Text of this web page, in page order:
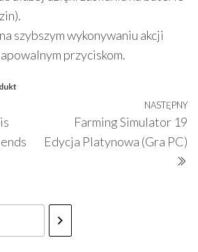
szybszym wykonywaniu akcji
przyciskom.
NASTĘPNY
Farming Simulator 19
Edycja Platynowa (Gra PC)